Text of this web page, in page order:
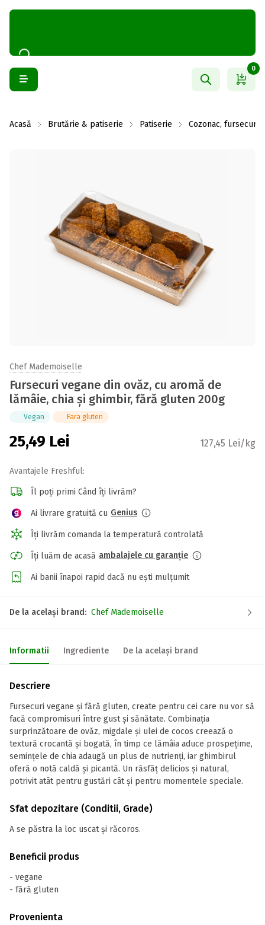
0
Acasă Brutărie & patiserie Patiserie Cozonac, fursecuri
Chef Mademoiselle
Fursecuri vegane din ovăz, cu aromă de
lămâie, chia și ghimbir, fără gluten 200g
Vegan Fara gluten
25,49 Lei 127,45 Lei/kg
Avantajele Freshful:
Îl poți primi Când îți livrăm?
Ai livrare gratuită cu Genius
Îți livrăm comanda la temperatură controlată
Îți luăm de acasă ambalajele cu garanție
Ai banii înapoi rapid dacă nu ești mulțumit
De la același brand: Chef Mademoiselle
Informatii Ingrediente De la același brand
Descriere
Fursecuri vegane și fără gluten, create pentru cei care nu vor să
facă compromisuri între gust și sănătate. Combinația
surprinzătoare de ovăz, migdale și ulei de cocos creează o
textură crocantă și bogată, în timp ce lămâia aduce prospețime,
semințele de chia adaugă un plus de nutrienți, iar ghimbirul
oferă o notă caldă și picantă. Un răsfăț delicios și natural,
potrivit atât pentru gustări cât și pentru momentele speciale.
Sfat depozitare (Conditii, Grade)
A se păstra la loc uscat și răcoros.
Beneficii produs
- vegane
- fără gluten
Provenienta